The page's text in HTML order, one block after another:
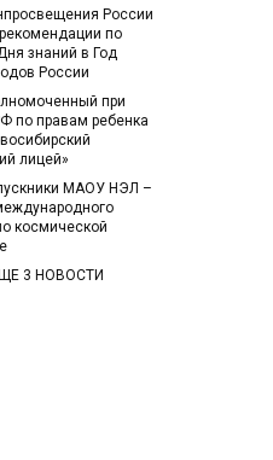
России
по
знаний в Год
России
при
по правам ребенка
лицей»
МАОУ НЭЛ –
космической
3 НОВОСТИ